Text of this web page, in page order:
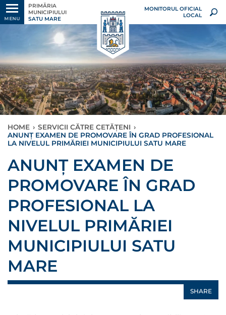
MENU
PRIMĂRIA
MUNICIPIULUI
SATU MARE
MONITORUL OFICIAL
LOCAL
HOME › SERVICII CĂTRE CETĂȚENI ›
ANUNȚ EXAMEN DE PROMOVARE ÎN GRAD PROFESIONAL
LA NIVELUL PRIMĂRIEI MUNICIPIULUI SATU MARE
ANUNȚ EXAMEN DE
PROMOVARE ÎN GRAD
PROFESIONAL LA
NIVELUL PRIMĂRIEI
MUNICIPIULUI SATU
MARE
SHARE